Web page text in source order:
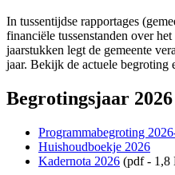
In tussentijdse rapportages
financiële tussenstanden over
jaarstukken legt de gemeente
jaar. Bekijk de actuele begroting
Begrotingsjaar 2026
Programmabegroting
Huishoudboekje 2026
Kadernota 2026 (pdf - 1,8